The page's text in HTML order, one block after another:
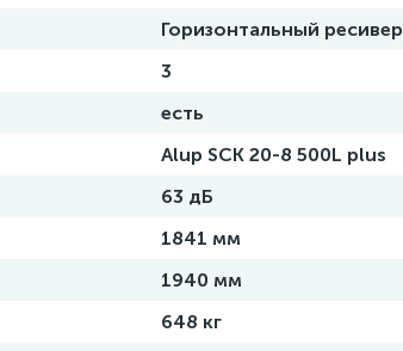
Горизонтальный ресивер
3
есть
Alup SCK 20-8 500L plus
63 дБ
1841 мм
1940 мм
648 кг